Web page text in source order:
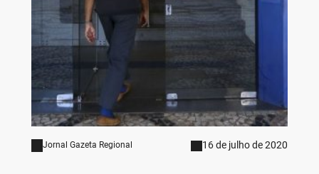
Jornal Gazeta Regional 16 de julho de 2020